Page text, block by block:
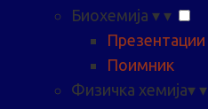
Биохемија ▾ ▾
Презентации
Поимник
Физичка хемија▾ ▾